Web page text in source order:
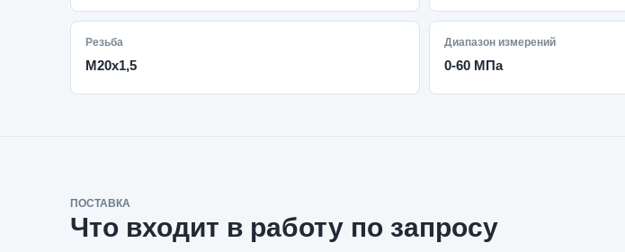
Резьба
M20x1,5
Диапазон измерений
0-60 МПа
ПОСТАВКА
Что входит в работу по запросу